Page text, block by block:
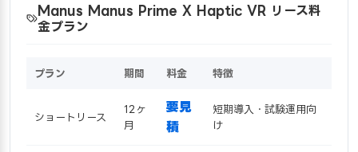
Manus Manus Prime X Haptic VR リース料
金プラン
プラン 期間 料金 特徴
ショートリース
12ヶ
月
要見
積
短期導入・試験運用向
け